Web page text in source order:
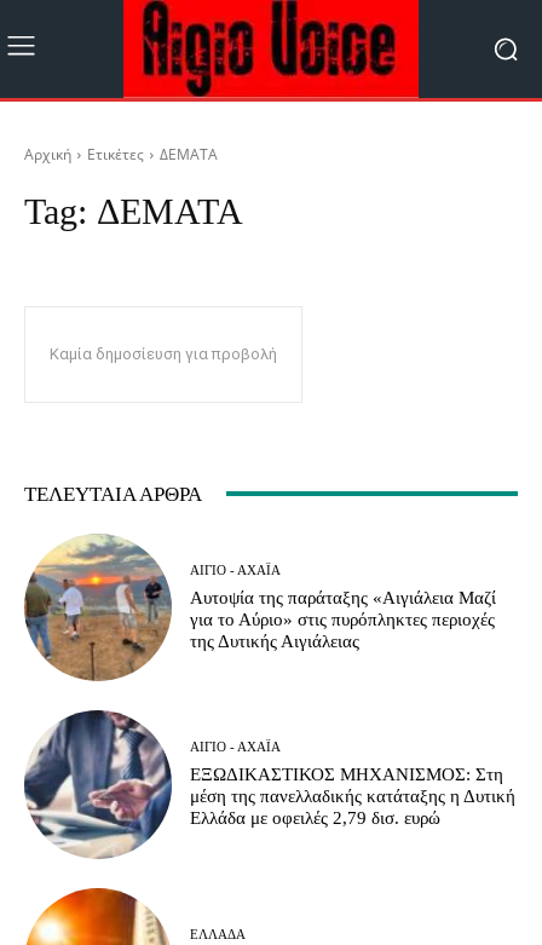
Αρχική Ετικέτες ΔΕΜΑΤΑ
Tag: ΔΕΜΑΤΑ
Καμία δημοσίευση για προβολή
ΤΕΛΕΥΤΑΊΑ ΆΡΘΡΑ
ΑΊΓΙΟ - ΑΧΑΪ́Α
Αυτοψία της παράταξης «Αιγιάλεια Μαζί
για το Αύριο» στις πυρόπληκτες περιοχές
της Δυτικής Αιγιάλειας
ΑΊΓΙΟ - ΑΧΑΪ́Α
ΕΞΩΔΙΚΑΣΤΙΚΟΣ ΜΗΧΑΝΙΣΜΟΣ: Στη
μέση της πανελλαδικής κατάταξης η Δυτική
Ελλάδα με οφειλές 2,79 δισ. ευρώ
ΕΛΛΆΔΑ